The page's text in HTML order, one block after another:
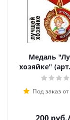
Медаль
хозяйке"
Под заказ